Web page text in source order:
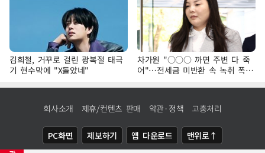
김희철, 거꾸로 걸린 광복절 태극
기 현수막에 "X돌았네"
차가원 "○○○ 까면 주변 다 죽
어"…전세금 미반환 속 녹취 폭로
파장
회사소개 제휴/컨텐츠 판매 약관·정책 고충처리
PC화면 제보하기 앱 다운로드 맨위로↑